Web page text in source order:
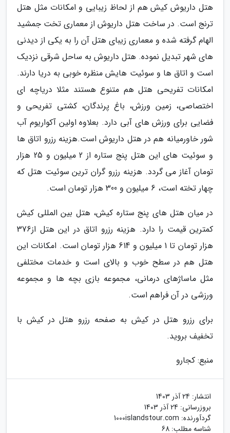
هتل داریوش کیش هم از لحاظ زیبایی و امکانات مثل هتل
ترنج است. در ساخت هتل داریوش از معماری تخت جمشید
الهام گرفته شده و معماری زیبای هتل آن را به یکی از دیدنی
های شهر تبدیل نموده. هتل داریوش به ساحل شرقی نزدیک
است و اتاق ها و سوئیت هایش منظره خوبی به دریا دارند.
امکانات تفریحی هتل هم متنوع هستند مثلا دریاچه ای
اختصاصی، زمین ورزش، باغ پرندگان، کشتی تفریحی و
فضایی برای ورزش های آبی دارد. بعلاوه اولین آکواریوم آب
شور خاورمیانه هم در هتل داریوش است.هزینه رزرو اتاق ها
و سوئیت های این هتل پنج ستاره از 2 میلیون و 25 هزار
تومان آغاز می گردد. هزینه رزرو گران ترین سوئیت هتل که
چهار تخته است، 6 میلیون و 300 هزار تومان است.
در میان هتل های پنج ستاره کیش، هتل بین المللی کیش
کمترین قیمت را دارد. هزینه رزرو اتاق در این هتل از376
هزار تومان تا 1 میلیون و 614 هزار تومان است. امکانات این
هتل هم در سطح خوب و بالای است و خدمات مختلفی
مثل ماساژهای درمانی، مجموعه بازی بچه ها و مجموعه
ورزشی در آن فراهم است.
برای رزرو هتل در کیش به صفحه رزرو هتل در کیش با
تخفیف بروید.
منبع: کجارو
انتشار: 24 آذر 1403
بروزرسانی: 24 آذر 1403
گردآورنده: 1000islandstour.com
شناسه مطلب: 68